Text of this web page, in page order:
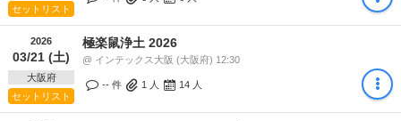
セットリスト
2026
03/21 (土)
大阪府
セットリスト
極楽鼠浄土 2026
@ インテックス大阪 (大阪府) 12:30
-- 件 1 人 14 人